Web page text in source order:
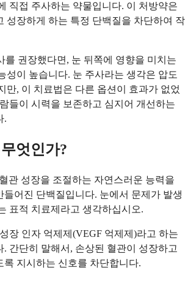
직접 주사하는 약물입니다. 이 처방약은
성장하게 하는 특정 단백질을 차단하여 작
를 권장했다면, 눈 뒤쪽에 영향을 미치는
성이 높습니다. 눈 주사라는 생각은 압도
만, 이 치료법은 다른 옵션이 효과가 없었
들이 시력을 보존하고 심지어 개선하는
.
엇인가?
관 성장을 조절하는 자연스러운 능력을
들어진 단백질입니다. 눈에서 문제가 발생
표적 치료제라고 생각하십시오.
장 인자 억제제(VEGF 억제제)라고 하는
. 간단히 말해서, 손상된 혈관이 성장하고
록 지시하는 신호를 차단합니다.